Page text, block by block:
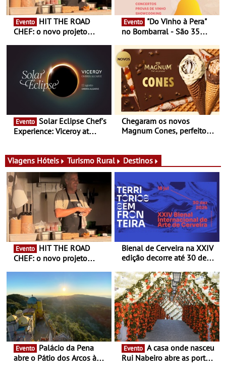
Evento
CHEF: o novo projeto
conceito gastronómico
itinerante que percorre
Portugal
Evento
no Bombarral - São 35
prova e seis dias de
experiências
Evento
Experience: Viceroy at
exclusiva
Chegaram os novos
Magnum Cones, perfeitos
Viagens Hóteis Turismo Rural Destinos
Evento
CHEF: o novo projeto
Queiroz Ribeiro - Um novo
conceito gastronómico
itinerante que percorre
Portugal
Bienal de Cerveira na XXIV
edição decorre até 30 de
enquanto “Territórios sem
Fronteira”
Evento
abre o Pátio dos Arcos à
Evento
Rui Nabeiro abre as portas